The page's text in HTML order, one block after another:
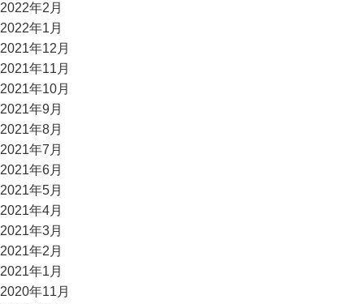
2022年2月
2022年1月
2021年12月
2021年11月
2021年10月
2021年9月
2021年8月
2021年7月
2021年6月
2021年5月
2021年4月
2021年3月
2021年2月
2021年1月
2020年11月